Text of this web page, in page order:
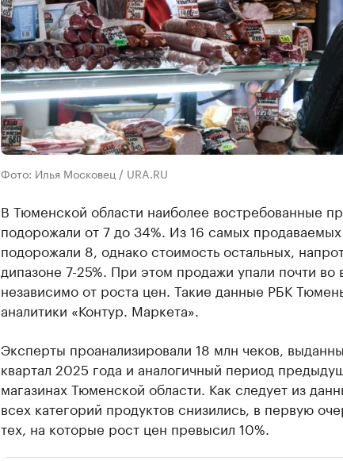
Фото: Илья Московец / URA.RU
В Тюменской области наиболее востребованные
подорожали от 7 до 34%. Из 16 самых
подорожали 8, однако стоимость остальных,
дипазоне 7-25%. При этом продажи упали почти во
независимо от роста цен. Такие данные РБК
аналитики «Контур. Маркета».
Эксперты проанализировали 18 млн чеков,
квартал 2025 года и аналогичный период
магазинах Тюменской области. Как следует из
всех категорий продуктов снизились, в первую
тех, на которые рост цен превысил 10%.